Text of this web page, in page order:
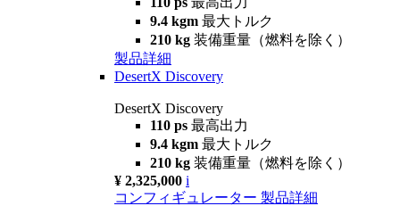
9.4 kgm 最大トルク
210 kg 装備重量（燃料を除く）
製品詳細
DesertX Discovery
DesertX Discovery
110 ps 最高出力
9.4 kgm 最大トルク
210 kg 装備重量（燃料を除く）
¥ 2,325,000 i
コンフィギュレーター 製品詳細